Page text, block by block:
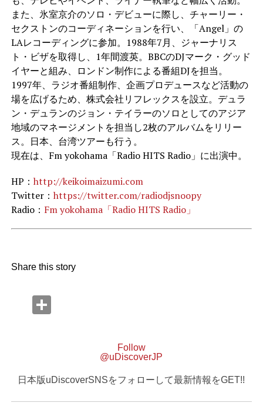
また、氷室京介のソロ・デビューに際し、チャーリー・
セクストンのコーディネーションを行い、「Angel」の
LAレコーディングに参加。1988年7月、ジャーナリス
ト・ビザを取得し、1年間渡英。BBCのDJマーク・グッド
イヤーと組み、ロンドン制作による番組DJを担当。
1997年、ラジオ番組制作、企画プロデュースなど活動の
場を広げるため、株式会社リフレックスを設立。デュラ
ン・デュランのジョン・テイラーのソロとしてのアジア
地域のマネージメントを担当し2枚のアルバムをリリー
ス。日本、台湾ツアーも行う。
現在は、Fm yokohama「Radio HITS Radio」に出演中。
HP： http://keikoimaizumi.com
Twitter： https://twitter.com/radiodjsnoopy
Radio： Fm yokohama「Radio HITS Radio」
Share this story
Follow
@uDiscoverJP
日本版uDiscoverSNSをフォローして最新情報をGET!!